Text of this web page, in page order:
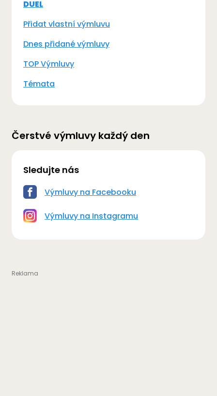
DUEL
Přidat vlastní výmluvu
Dnes přidané výmluvy
TOP Výmluvy
Témata
Čerstvé výmluvy každý den
Sledujte nás
Výmluvy na Facebooku
Výmluvy na Instagramu